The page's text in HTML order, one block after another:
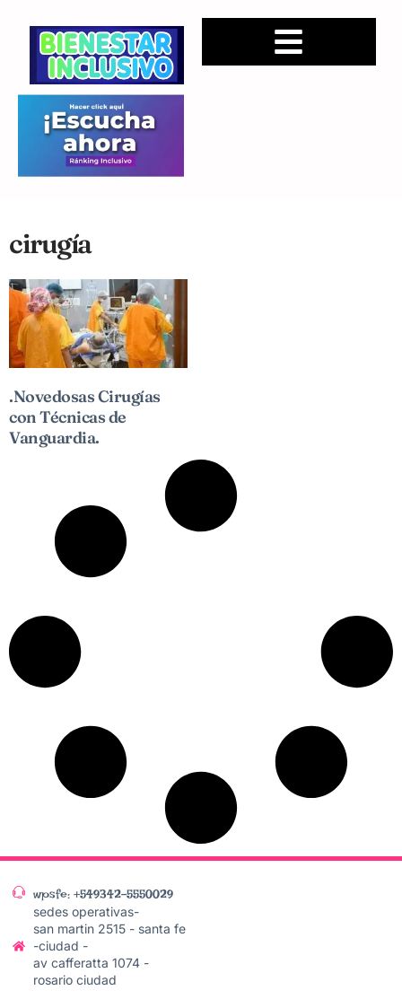
cirugía
.Novedosas Cirugías
con Técnicas de
Vanguardia.
wpsfe: +549342-5550029
sedes operativas-
san martin 2515 - santa fe
-ciudad -
av cafferatta 1074 -
rosario ciudad